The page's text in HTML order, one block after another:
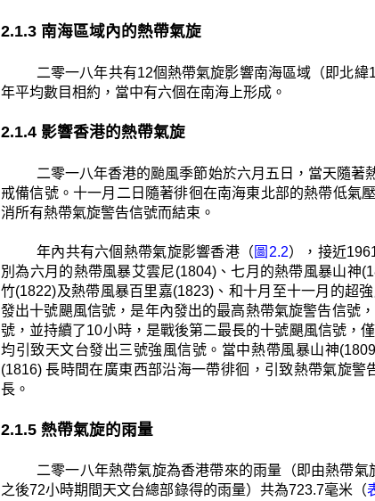
2.1.3 南海區域內的熱帶氣旋
二零一八年共有12個熱帶氣旋影響南海區域（即北
年平均數目相約，當中有六個在南海上形成。
2.1.4 影響香港的熱帶氣旋
二零一八年香港的颱風季節始於六月五日，當天隨
戒備信號。十一月二日隨著徘徊在南海東北部的熱帶低氣
消所有熱帶氣旋警告信號而結束。
年內共有六個熱帶氣旋影響香港（ 圖2.2），接近
別為六月的熱帶風暴艾雲尼(1804)、七月的熱帶風暴山神
竹(1822)及熱帶風暴百里嘉(1823)、和十月至十一月的超
發出十號颶風信號，是年內發出的最高熱帶氣旋警告信號
號，並持續了10小時，是戰後第二最長的十號颶風信號，
均引致天文台發出三號強風信號。當中熱帶風暴山神
(1816) 長時間在廣東西部沿海一帶徘徊，引致熱帶氣旋
長。
2.1.5 熱帶氣旋的雨量
二零一八年熱帶氣旋為香港帶來的雨量（即由熱帶
之後72小時期間天文台總部錄得的雨量）共為723.7毫米（